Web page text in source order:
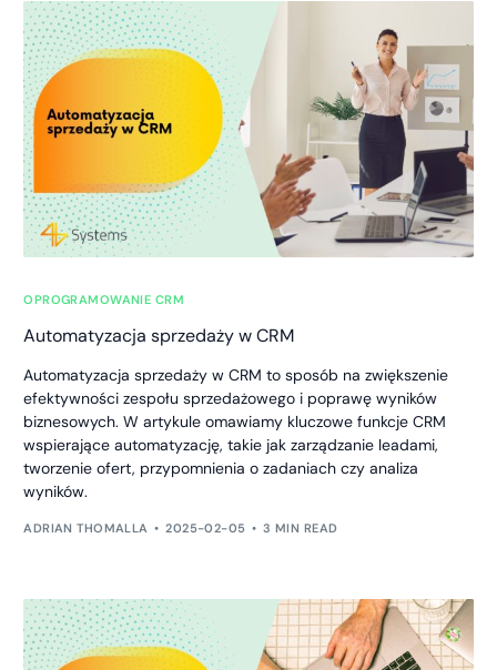
OPROGRAMOWANIE CRM
Automatyzacja sprzedaży w CRM
Automatyzacja sprzedaży w CRM to sposób na zwiększenie
efektywności zespołu sprzedażowego i poprawę wyników
biznesowych. W artykule omawiamy kluczowe funkcje CRM
wspierające automatyzację, takie jak zarządzanie leadami,
tworzenie ofert, przypomnienia o zadaniach czy analiza
wyników.
ADRIAN THOMALLA 2025-02-05 3 MIN READ